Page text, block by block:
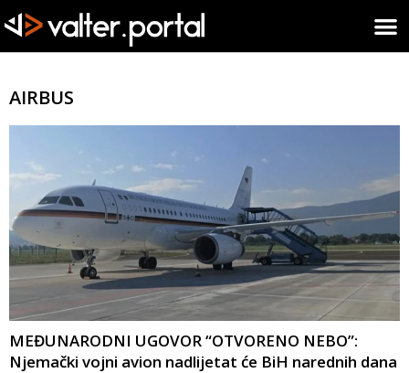
AIRBUS
MEĐUNARODNI UGOVOR “OTVORENO NEBO”:
Njemački vojni avion nadlijetat će BiH narednih dana